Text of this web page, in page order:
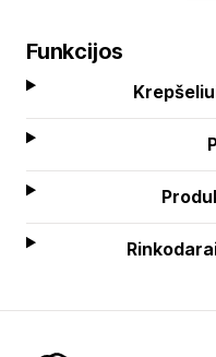
Funkcijos